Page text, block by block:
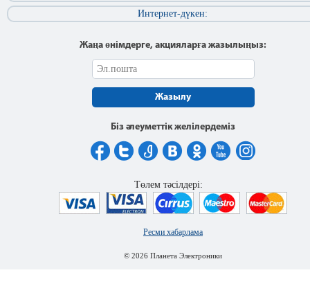
Интернет-дүкен:
Жаңа өнімдерге, акцияларға жазылыңыз:
Жазылу
Біз әлеуметтік желілердеміз
Ресми хабарлама
© 2026 Планета Электроники
Төлем тәсілдері: